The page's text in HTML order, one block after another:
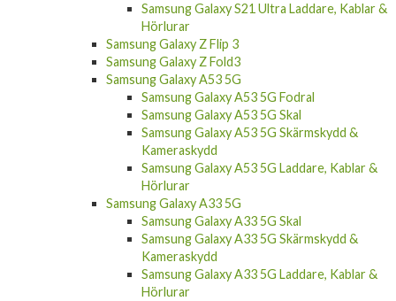
Samsung Galaxy S21 Ultra Laddare, Kablar &
Hörlurar
Samsung Galaxy Z Flip 3
Samsung Galaxy Z Fold3
Samsung Galaxy A53 5G
Samsung Galaxy A53 5G Fodral
Samsung Galaxy A53 5G Skal
Samsung Galaxy A53 5G Skärmskydd &
Kameraskydd
Samsung Galaxy A53 5G Laddare, Kablar &
Hörlurar
Samsung Galaxy A33 5G
Samsung Galaxy A33 5G Skal
Samsung Galaxy A33 5G Skärmskydd &
Kameraskydd
Samsung Galaxy A33 5G Laddare, Kablar &
Hörlurar